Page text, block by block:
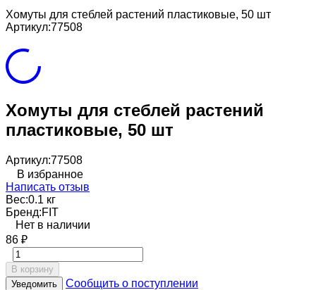
Хомуты для стеблей растений пластиковые, 50 шт
Артикул:77508
Хомуты для стеблей растений
пластиковые, 50 шт
Артикул:77508
В избранное
Написать отзыв
Вес:0.1 кг
Бренд:FIT
Нет в наличии
86 ₽
В корзину
Уведомить
Сообщить о поступлении